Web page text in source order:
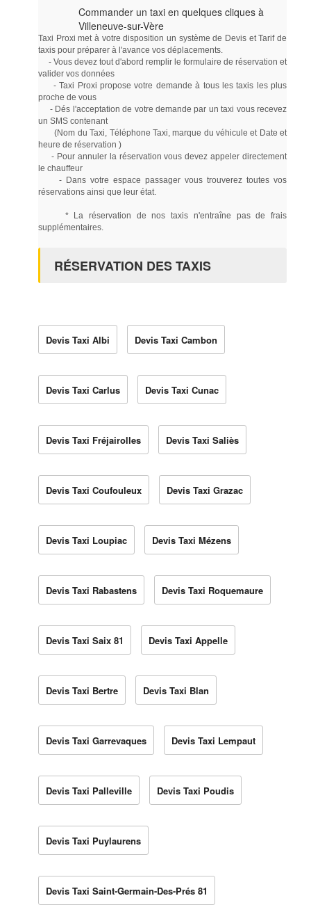
Commander un taxi en quelques cliques à
Villeneuve-sur-Vère
Taxi Proxi met à votre disposition un système de Devis et Tarif de
taxis pour préparer à l'avance vos déplacements.
- Vous devez tout d'abord remplir le formulaire de réservation et
valider vos données
- Taxi Proxi propose votre demande à tous les taxis les plus
proche de vous
- Dés l'acceptation de votre demande par un taxi vous recevez
un SMS contenant
(Nom du Taxi, Téléphone Taxi, marque du véhicule et Date et
heure de réservation )
- Pour annuler la réservation vous devez appeler directement
le chauffeur
- Dans votre espace passager vous trouverez toutes vos
réservations ainsi que leur état.
* La réservation de nos taxis n'entraîne pas de frais
supplémentaires.
RÉSERVATION DES TAXIS
Devis Taxi Albi Devis Taxi Cambon
Devis Taxi Carlus Devis Taxi Cunac
Devis Taxi Fréjairolles Devis Taxi Saliès
Devis Taxi Coufouleux Devis Taxi Grazac
Devis Taxi Loupiac Devis Taxi Mézens
Devis Taxi Rabastens Devis Taxi Roquemaure
Devis Taxi Saix 81 Devis Taxi Appelle
Devis Taxi Bertre Devis Taxi Blan
Devis Taxi Garrevaques Devis Taxi Lempaut
Devis Taxi Palleville Devis Taxi Poudis
Devis Taxi Puylaurens
Devis Taxi Saint-Germain-Des-Prés 81